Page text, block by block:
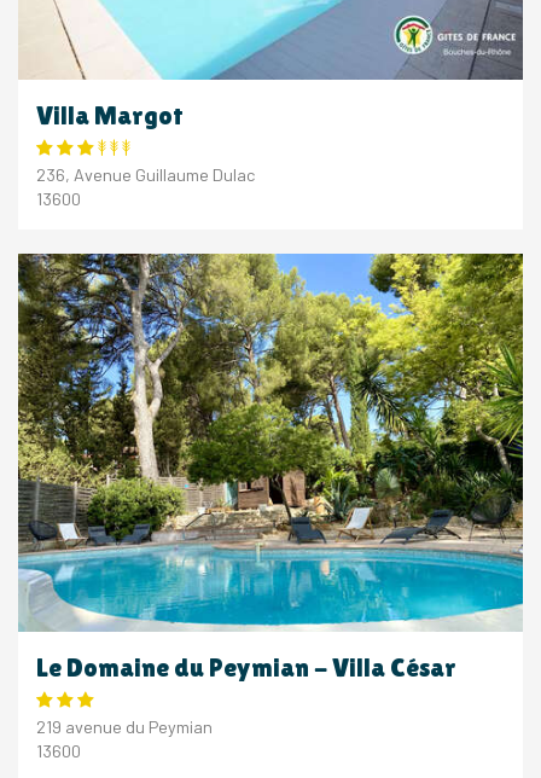
Villa Margot
236, Avenue Guillaume Dulac
13600
Le Domaine du Peymian - Villa César
219 avenue du Peymian
13600